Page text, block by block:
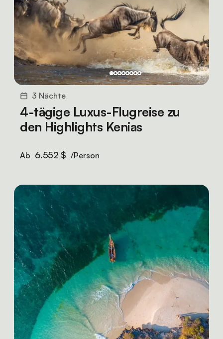
3 Nächte
4-tägige Luxus-Flugreise zu
den Highlights Kenias
Ab 6.552 $ /Person